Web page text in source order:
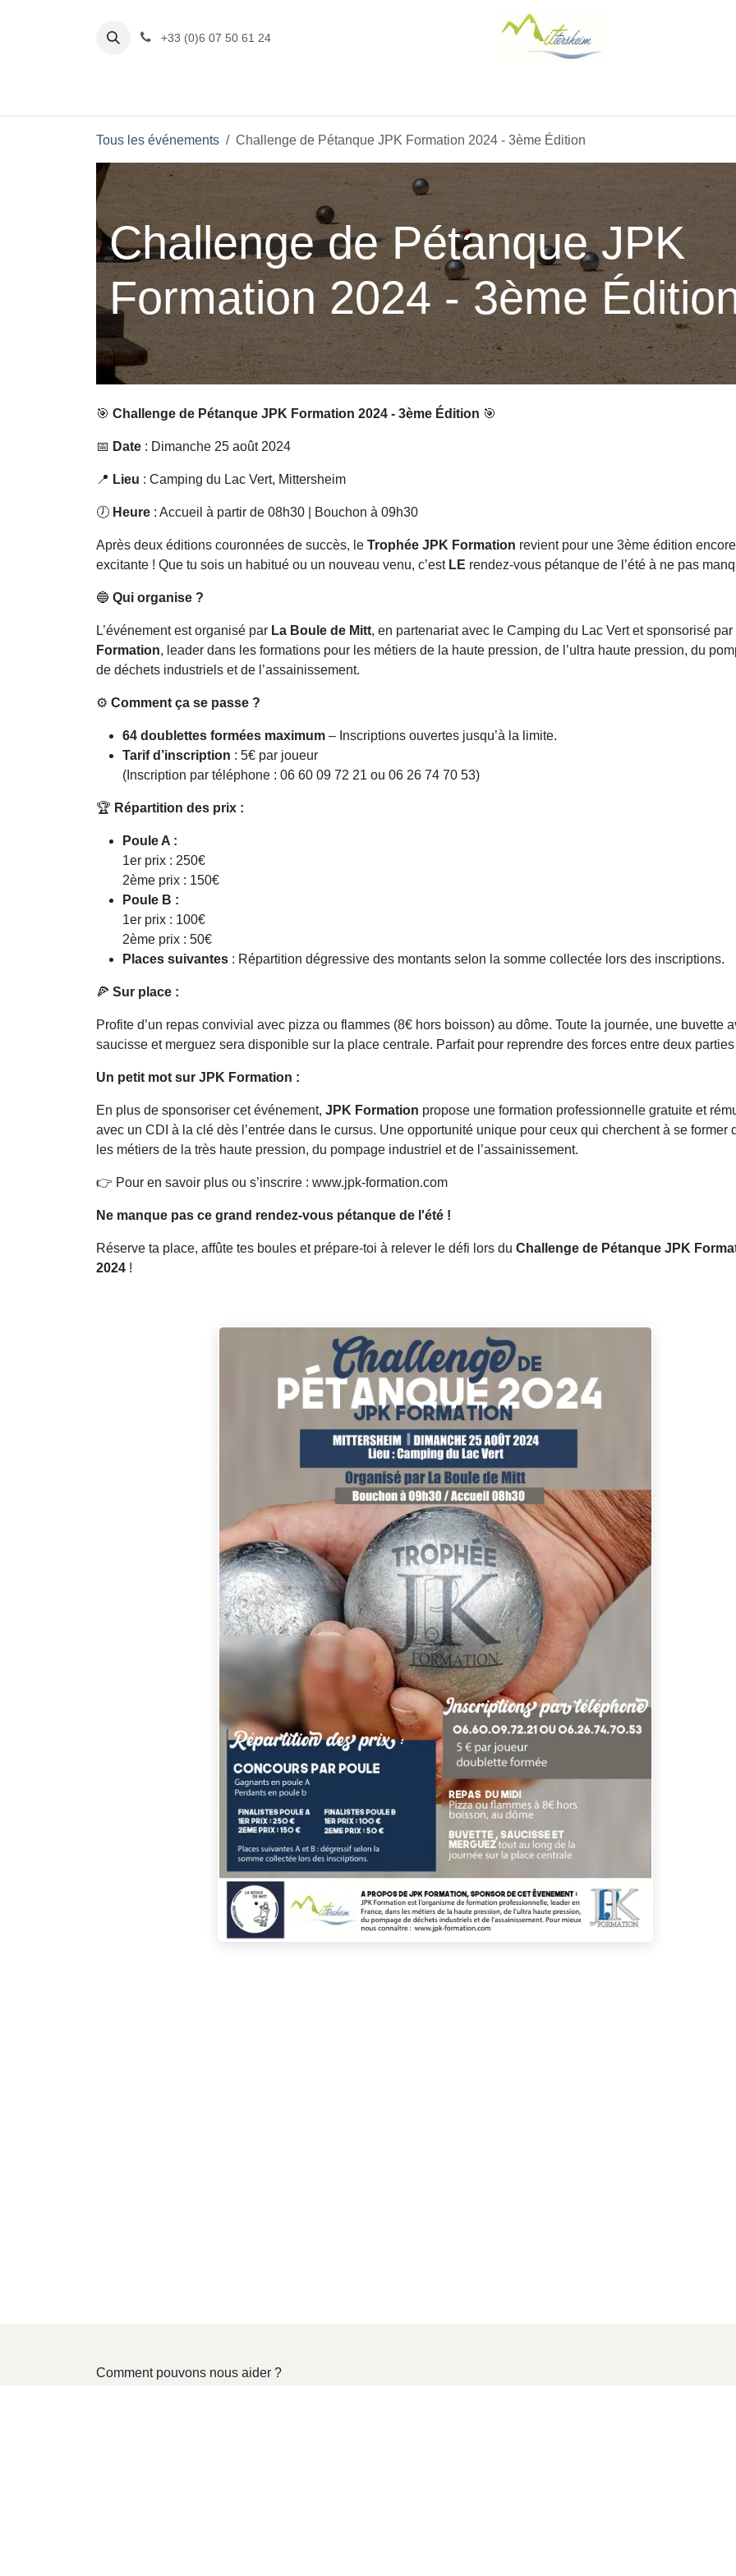
+33 (0)6 07 50 61 24
Tous les événements Challenge de Pétanque JPK Formation 2024 - 3ème Édition
Challenge de Pétanque JPK
Formation 2024 - 3ème
🎯 Challenge de Pétanque JPK Formation 2024 - 3ème Édition 🎯
📅 Date : Dimanche 25 août 2024
📍 Lieu : Camping du Lac Vert, Mittersheim
🕖 Heure : Accueil à partir de 08h30 | Bouchon à 09h30
Après deux éditions couronnées de succès, le Trophée JPK Formation revient pour une 3ème édition
excitante ! Que tu sois un habitué ou un nouveau venu, c’est LE rendez-vous pétanque de l’été à ne pas
🔵 Qui organise ?
L’événement est organisé par La Boule de Mitt, en partenariat avec le Camping du Lac Vert et sponsorisé par
Formation, leader dans les formations pour les métiers de la haute pression, de l’ultra haute pression, du
de déchets industriels et de l’assainissement.
⚙️ Comment ça se passe ?
64 doublettes formées maximum – Inscriptions ouvertes jusqu’à la limite.
Tarif d’inscription : 5€ par joueur
(Inscription par téléphone : 06 60 09 72 21 ou 06 26 74 70 53)
🏆 Répartition des prix :
Poule A :
1er prix : 250€
2ème prix : 150€
Poule B :
1er prix : 100€
2ème prix : 50€
Places suivantes : Répartition dégressive des montants selon la somme collectée lors des inscriptions.
🍕 Sur place :
Profite d’un repas convivial avec pizza ou flammes (8€ hors boisson) au dôme. Toute la journée, une buvette
saucisse et merguez sera disponible sur la place centrale. Parfait pour reprendre des forces entre deux parties
Un petit mot sur JPK Formation :
En plus de sponsoriser cet événement, JPK Formation propose une formation professionnelle gratuite et
avec un CDI à la clé dès l’entrée dans le cursus. Une opportunité unique pour ceux qui cherchent à se former
les métiers de la très haute pression, du pompage industriel et de l’assainissement.
👉 Pour en savoir plus ou s’inscrire : www.jpk-formation.com
Ne manque pas ce grand rendez-vous pétanque de l'été !
Réserve ta place, affûte tes boules et prépare-toi à relever le défi lors du Challenge de Pétanque JPK
2024 !
Comment pouvons nous aider ?